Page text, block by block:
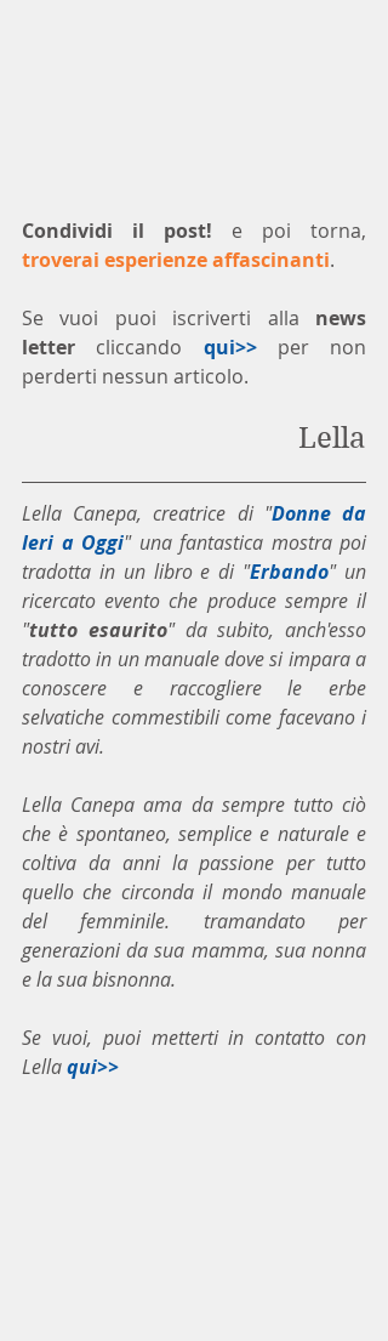
Condividi il post!
troverai esperienze affascinanti.
Se vuoi puoi iscriverti alla news
letter cliccando qui>> per non
perderti nessun articolo.
Lella
Lella Canepa, creatrice di "Donne da
Ieri a Oggi" una fantastica mostra poi
tradotta in un libro e di "Erbando" un
ricercato evento che produce sempre il
"tutto esaurito" da subito, anch'esso
tradotto in un manuale dove si impara a
conoscere e raccogliere le erbe
selvatiche commestibili come facevano i
nostri avi.
Lella Canepa ama da sempre tutto ciò
che è spontaneo, semplice e naturale e
coltiva da anni la passione per tutto
quello che circonda il mondo manuale
del femminile. tramandato per
generazioni da sua mamma, sua nonna
e la sua bisnonna.
Se vuoi, puoi metterti in contatto con
Lella qui>>